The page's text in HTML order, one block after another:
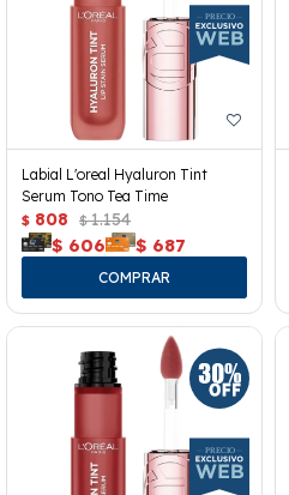
Labial L'oreal Hyaluron Tint
Serum Tono Tea Time
$ 808 $ 1.154
$ 606 $ 687